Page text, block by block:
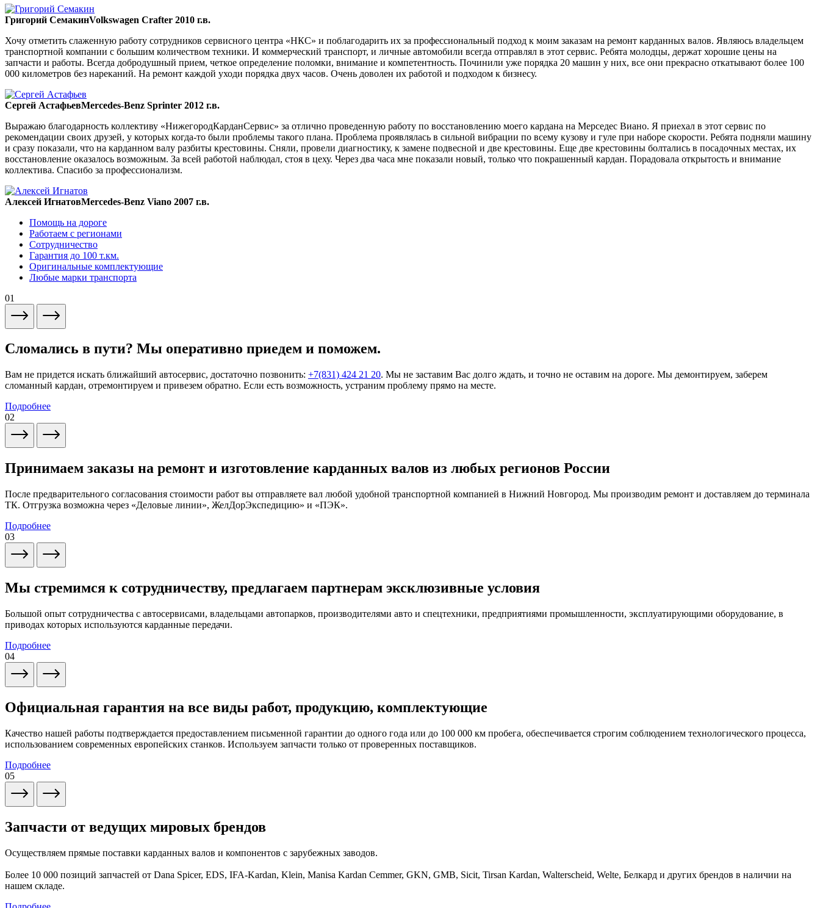
Григорий СемакинVolkswagen Crafter 2010 г.в.
Хочу отметить слаженную работу сотрудников сервисного центра «НКС» и поблагодарить их за профессиональный подход к моим заказам на ремонт карданных валов. Являюсь владельцем
транспортной компании с большим количеством техники. И коммерческий транспорт, и личные автомобили всегда отправлял в этот сервис. Ребята молодцы, держат хорошие цены на
запчасти и работы. Всегда добродушный прием, четкое определение поломки, внимание и компетентность. Починили уже порядка 20 машин у них, все они прекрасно откатывают более 100
000 километров без нареканий. На ремонт каждой уходи порядка двух часов. Очень доволен их работой и подходом к бизнесу.
Сергей АстафьевMercedes-Benz Sprinter 2012 г.в.
Выражаю благодарность коллективу «НижегородКарданСервис» за отлично проведенную работу по восстановлению моего кардана на Мерседес Виано. Я приехал в этот сервис по
рекомендации своих друзей, у которых когда-то были проблемы такого плана. Проблема проявлялась в сильной вибрации по всему кузову и гуле при наборе скорости. Ребята подняли машину
и сразу показали, что на карданном валу разбиты крестовины. Сняли, провели диагностику, к замене подвесной и две крестовины. Еще две крестовины болтались в посадочных местах, их
восстановление оказалось возможным. За всей работой наблюдал, стоя в цеху. Через два часа мне показали новый, только что покрашенный кардан. Порадовала открытость и внимание
коллектива. Спасибо за профессионализм.
Алексей ИгнатовMercedes-Benz Viano 2007 г.в.
Помощь на дороге
Работаем с регионами
Сотрудничество
Гарантия до 100 т.км.
Оригинальные комплектующие
Любые марки транспорта
01
Сломались в пути? Мы оперативно приедем и поможем.
Вам не придется искать ближайший автосервис, достаточно позвонить: +7(831) 424 21 20. Мы не заставим Вас долго ждать, и точно не оставим на дороге. Мы демонтируем, заберем
сломанный кардан, отремонтируем и привезем обратно. Если есть возможность, устраним проблему прямо на месте.
Подробнее
02
Принимаем заказы на ремонт и изготовление карданных валов из любых регионов России
После предварительного согласования стоимости работ вы отправляете вал любой удобной транспортной компанией в Нижний Новгород. Мы производим ремонт и доставляем до терминала
ТК. Отгрузка возможна через «Деловые линии», ЖелДорЭкспедицию» и «ПЭК».
Подробнее
03
Мы стремимся к сотрудничеству, предлагаем партнерам эксклюзивные условия
Большой опыт сотрудничества с автосервисами, владельцами автопарков, производителями авто и спецтехники, предприятиями промышленности, эксплуатирующими оборудование, в
приводах которых используются карданные передачи.
Подробнее
04
Официальная гарантия на все виды работ, продукцию, комплектующие
Качество нашей работы подтверждается предоставлением письменной гарантии до одного года или до 100 000 км пробега, обеспечивается строгим соблюдением технологического процесса,
использованием современных европейских станков. Используем запчасти только от проверенных поставщиков.
Подробнее
05
Запчасти от ведущих мировых брендов
Осуществляем прямые поставки карданных валов и компонентов с зарубежных заводов.
Более 10 000 позиций запчастей от Dana Spicer, EDS, IFA-Kardan, Klein, Manisa Kardan Cemmer, GKN, GMB, Sicit, Tirsan Kardan, Walterscheid, Welte, Белкард и других брендов в наличии на
нашем складе.